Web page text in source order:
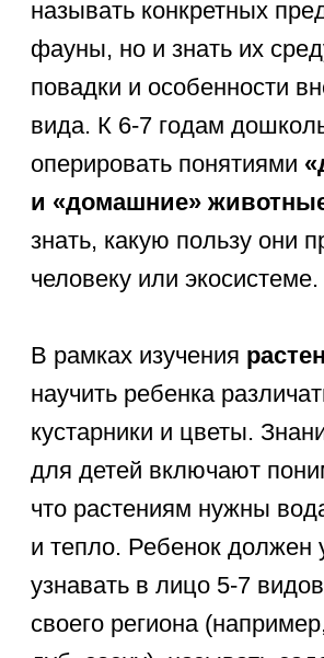
на котором стоит всё живое.
Понимание того, что такое солнце,
вода, воздух и почва, необходимо
для формирования целостной
картины мира. Окружающий мир
для дошкольников в этой части
явлений и смены времен года .
Ребенок должен знать названия всех
последовательность и ключевые
и прилетают птицы, а осенью день
Важной темой являетсявода и её
. Дошкольнику полезно
знать, что вода может превращаться
в лед или пар, что она необходима
всем живым существам. Также
для дошкольников входит знакомство
снебесными телами . Ребенку
достаточно знать, что Солнце —